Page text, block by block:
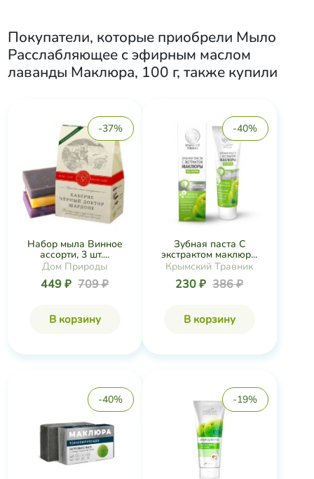
Покупатели, которые приобрели Мыло
Расслабляющее с эфирным маслом
лаванды Маклюра, 100 г, также купили
-37%
Набор мыла Винное
ассорти, 3 шт....
Дом Природы
449 ₽ 709 ₽
В корзину
-40%
Зубная паста С
экстрактом маклюр...
Крымский Травник
230 ₽ 386 ₽
В корзину
-40% -19%